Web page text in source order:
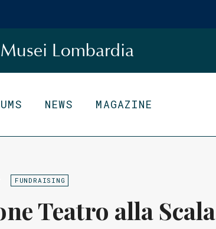
Musei Lombardia
NEWS MAGAZINE
FUNDRAISING
Teatro alla Scala